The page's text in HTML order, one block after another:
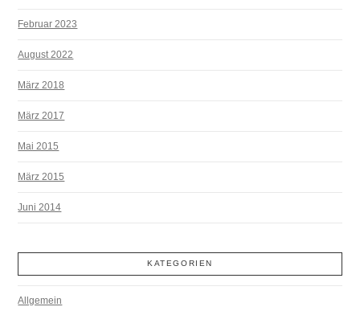
Februar 2023
August 2022
März 2018
März 2017
Mai 2015
März 2015
Juni 2014
KATEGORIEN
Allgemein